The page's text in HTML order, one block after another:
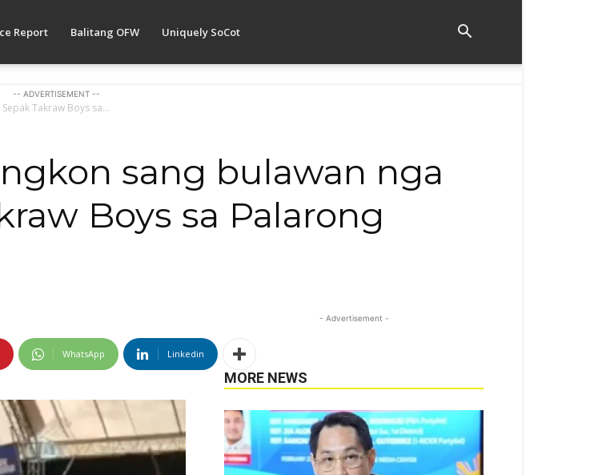
Report Balitang OFW Uniquely SoCot
-- ADVERTISEMENT --
Takraw Boys sa...
sang bulawan nga
Boys sa Palarong
WhatsApp Linkedin
- Advertisement -
MORE NEWS